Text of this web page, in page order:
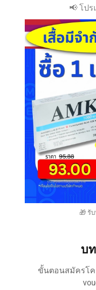
📢 โป
🎁 รั
บ
ขั้นตอนสมัครโค